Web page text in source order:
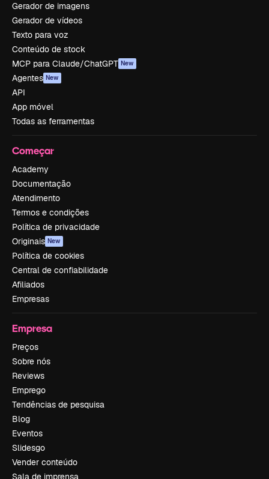
Gerador de imagens
Gerador de vídeos
Texto para voz
Conteúdo de stock
MCP para Claude/ChatGPT New
Agentes New
API
App móvel
Todas as ferramentas
Começar
Academy
Documentação
Atendimento
Termos e condições
Política de privacidade
Originais New
Política de cookies
Central de confiabilidade
Afiliados
Empresas
Empresa
Preços
Sobre nós
Reviews
Emprego
Tendências de pesquisa
Blog
Eventos
Slidesgo
Vender conteúdo
Sala de imprensa